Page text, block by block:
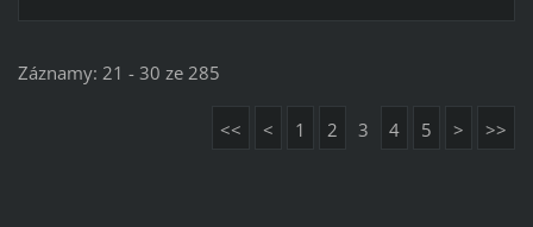
Záznamy: 21 - 30 ze 285
<< < 1 2 3 4 5 > >>